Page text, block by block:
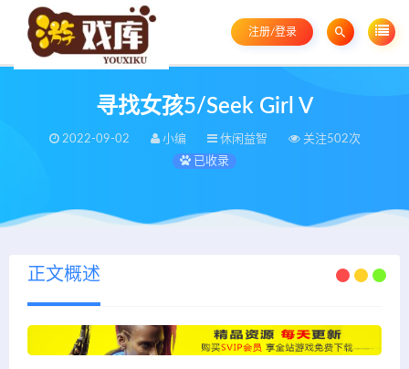
注册/登录
寻找女孩5/Seek Girl V
2022-09-02 小编 休闲益智
关注502次
已收录
正文概述